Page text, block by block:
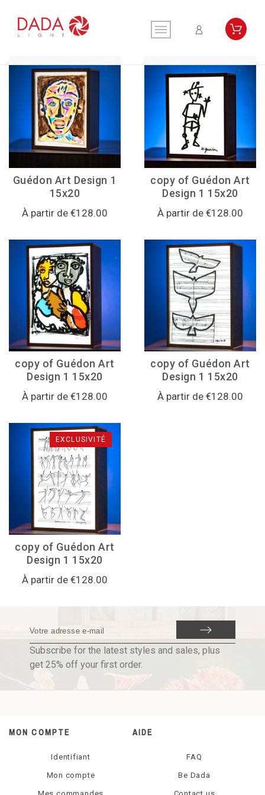
Guédon Art Design 1
15x20
À partir de €128.00
copy of Guédon Art
Design 1 15x20
À partir de €128.00
copy of Guédon Art
Design 1 15x20
À partir de €128.00
copy of Guédon Art
Design 1 15x20
À partir de €128.00
EXCLUSIVITÉ
copy of Guédon Art
Design 1 15x20
À partir de €128.00
Subscribe for the latest styles and sales, plus
get 25% off your first order.
MON COMPTE
Identifiant
Mon compte
AIDE
FAQ
Be Dada